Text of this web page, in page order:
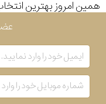
همین امروز بهترین
رنگ
رفته
در
ساعت